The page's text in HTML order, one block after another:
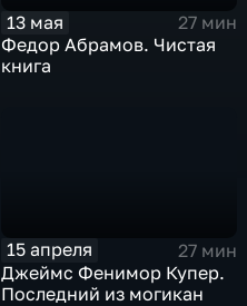
13 мая
27 мин
Федор Абрамов. Чистая
книга
15 апреля
27 мин
Джеймс Фенимор Купер.
Последний из могикан